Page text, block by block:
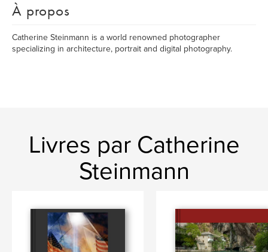
À propos
Catherine Steinmann is a world renowned photographer
specializing in architecture, portrait and digital photography.
Livres par Catherine
Steinmann